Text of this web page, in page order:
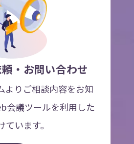
・お問い合わせ
よりご相談内容をお知
会議ツールを利用した
います。